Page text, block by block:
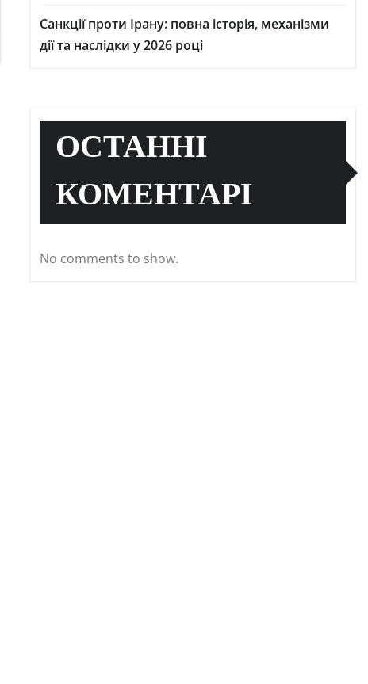
Санкції проти Ірану: повна історія, механізми
дії та наслідки у 2026 році
ОСТАННІ
КОМЕНТАРІ
No comments to show.